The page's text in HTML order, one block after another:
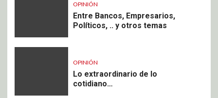
OPINIÓN
Entre Bancos, Empresarios,
Políticos, .. y otros temas
OPINIÓN
Lo extraordinario de lo
cotidiano…